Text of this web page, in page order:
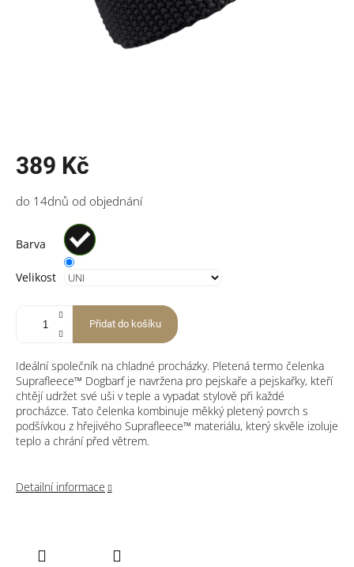
389 Kč
cena:
do 14dnů od objednání
Barva
Velikost
Přidat do košíku
Ideální společník na chladné procházky. Pletená termo čelenka
Suprafleece™ Dogbarf je navržena pro pejskaře a pejskařky, kteří
chtějí udržet své uši v teple a vypadat stylově při každé
procházce. Tato čelenka kombinuje měkký pletený povrch s
podšívkou z hřejivého Suprafleece™ materiálu, který skvěle izoluje
teplo a chrání před větrem.
Detailní informace